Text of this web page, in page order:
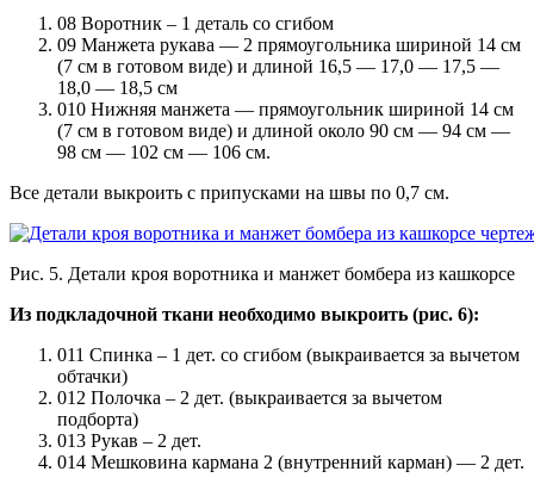
08 Воротник – 1 деталь со сгибом
09 Манжета рукава — 2 прямоугольника шириной 14 см
(7 см в готовом виде) и длиной 16,5 — 17,0 — 17,5 —
18,0 — 18,5 см
010 Нижняя манжета — прямоугольник шириной 14 см
(7 см в готовом виде) и длиной около 90 см — 94 см —
98 см — 102 см — 106 см.
Все детали выкроить с припусками на швы по 0,7 см.
Рис. 5. Детали кроя воротника и манжет бомбера из кашкорсе
Из подкладочной ткани необходимо выкроить (рис. 6):
011 Спинка – 1 дет. со сгибом (выкраивается за вычетом
обтачки)
012 Полочка – 2 дет. (выкраивается за вычетом
подборта)
013 Рукав – 2 дет.
014 Мешковина кармана 2 (внутренний карман) — 2 дет.